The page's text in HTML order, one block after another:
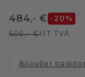
484,- € -20 %
605,- €HT TVA
Bijoutier